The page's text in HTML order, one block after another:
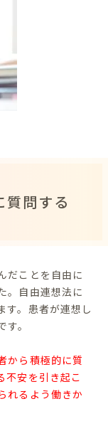
問する
だことを自由に
。自由連想法に
す。患者が連想し
。
から積極的に質
不安を引き起こ
れるよう働きか